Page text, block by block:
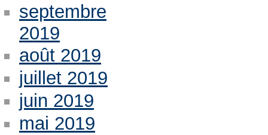
septembre
2019
août 2019
juillet 2019
juin 2019
mai 2019